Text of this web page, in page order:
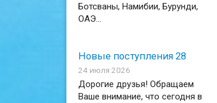
Ботсваны, Намибии, Бурунди,
ОАЭ...
Новые поступления 28
24 июля 2026
Дорогие друзья! Обращаем
Ваше внимание, что сегодня в